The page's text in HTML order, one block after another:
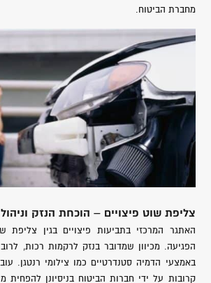
מחברת הביטוח.
צליפת שוט פיצויים – הוכחת הנזק
האתגר המרכזי בתביעות פיצויים בגין צליפת
הפגיעה. מכיוון שמדובר בנזק לרקמות רכות,
באמצעי הדמיה סטנדרטיים כמו צילומי רנטגן.
קרובות על ידי חברות הביטוח בניסיונן להפחית